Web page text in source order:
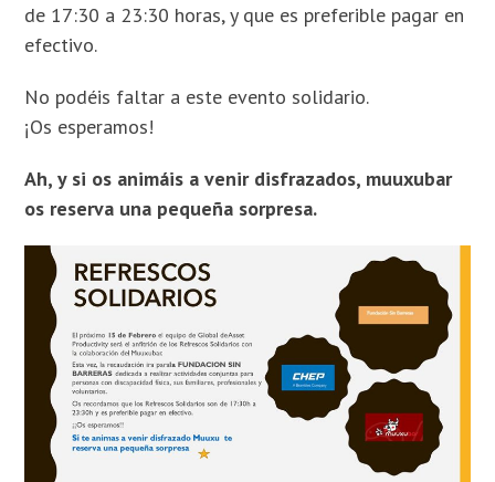
de 17:30 a 23:30 horas, y que es preferible pagar en
efectivo.
No podéis faltar a este evento solidario.
¡Os esperamos!
Ah, y si os animáis a venir disfrazados, muuxubar
os reserva una pequeña sorpresa.